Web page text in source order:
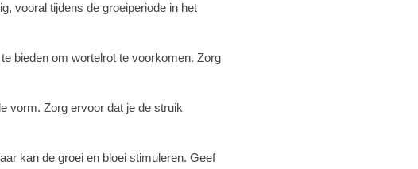
vooral tijdens de groeiperiode in het
bieden om wortelrot te voorkomen. Zorg
vorm. Zorg ervoor dat je de struik
kan de groei en bloei stimuleren. Geef